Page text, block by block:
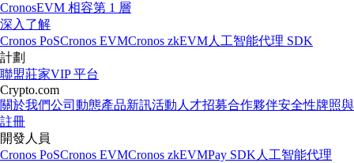
CronosEVM 相容第 1 層
深入了解
Cronos PoSCronos EVMCronos zkEVM人工智能代理 SDK
計劃
聯盟莊家VIP 平台
Crypto.com
關於我們公司動態產品新訊活動 人才招募合作夥伴安全性牌照與
註冊
開發人員
Cronos PoSCronos EVMCronos zkEVMPay SDK 人工智能代理